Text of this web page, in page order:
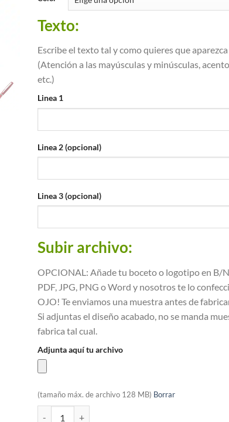
Texto:
Escribe el texto tal y como quieres que
(Atención a las mayúsculas y minúsculas,
etc.)
Linea 1
Linea 2 (opcional)
Linea 3 (opcional)
Subir archivo:
OPCIONAL: Añade tu boceto o logotipo en B/
PDF, JPG, PNG o Word y nosotros te lo
OJO! Te enviamos una muestra antes de
Si adjuntas el diseño acabado, no se manda
fabrica tal cual.
Adjunta aquí tu archivo
(tamaño máx. de archivo 128 MB) Borrar